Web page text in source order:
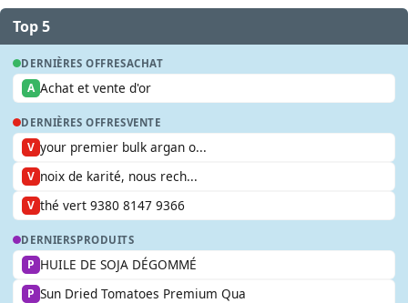
Top 5
DERNIÈRES OFFRESACHAT
A Achat et vente d'or
DERNIÈRES OFFRESVENTE
V your premier bulk argan o...
V noix de karité, nous rech...
V thé vert 9380 8147 9366
DERNIERSPRODUITS
P HUILE DE SOJA DÉGOMMÉ
P Sun Dried Tomatoes Premium Qua